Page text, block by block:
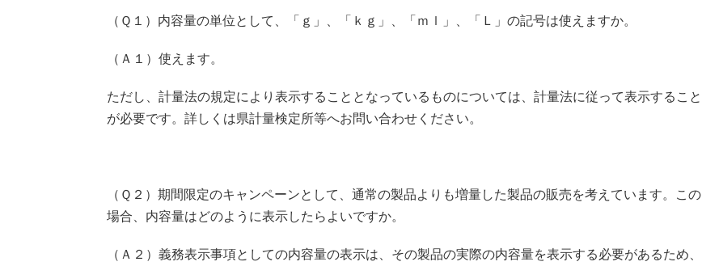
（Ｑ１）内容量の単位として、「ｇ」、「ｋｇ」、「ｍｌ」、「Ｌ」の記号は使えますか。
（Ａ１）使えます。
ただし、計量法の規定により表示することとなっているものについては、計量法に従って表示すること
が必要です。詳しくは県計量検定所等へお問い合わせください。
（Ｑ２）期間限定のキャンペーンとして、通常の製品よりも増量した製品の販売を考えています。この
場合、内容量はどのように表示したらよいですか。
（Ａ２）義務表示事項としての内容量の表示は、その製品の実際の内容量を表示する必要があるため、